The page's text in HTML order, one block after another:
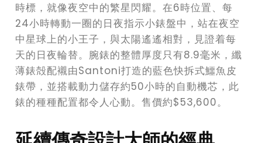
時標，就像夜空中的繁星閃耀。在6時位置、每
24小時轉動一圈的日夜指示小錶盤中，站在夜空
中星球上的小王子，與太陽遙遙相對，見證着每
天的日夜輪替。腕錶的整體厚度只有8.9毫米，纖
薄錶殻配襯由Santoni打造的藍色快拆式鱷魚皮
錶帶，並搭載動力儲存約50小時的自動機芯，此
錶的種種配置都令人心動。售價約$53,600。